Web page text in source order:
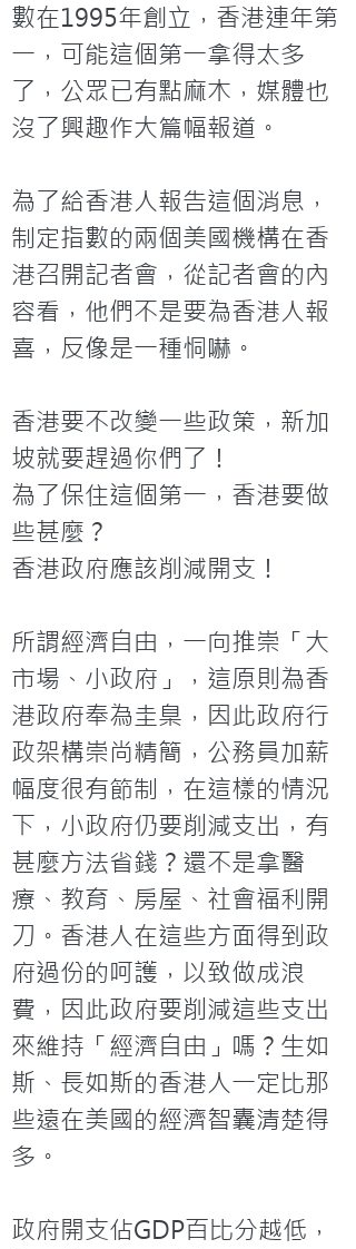
數在1995年創立，香港連年第
一，可能這個第一拿得太多
了，公眾已有點麻木，媒體也
沒了興趣作大篇幅報道。
為了給香港人報告這個消息，
制定指數的兩個美國機構在香
港召開記者會，從記者會的內
容看，他們不是要為香港人報
喜，反像是一種恫嚇。
香港要不改變一些政策，新加
坡就要趕過你們了！
為了保住這個第一，香港要做
些甚麼？
香港政府應該削減開支！
所謂經濟自由，一向推崇「大
市場、小政府」，這原則為香
港政府奉為圭臬，因此政府行
政架構崇尚精簡，公務員加薪
幅度很有節制，在這樣的情況
下，小政府仍要削減支出，有
甚麼方法省錢？還不是拿醫
療、教育、房屋、社會福利開
刀。香港人在這些方面得到政
府過份的呵護，以致做成浪
費，因此政府要削減這些支出
來維持「經濟自由」嗎？生如
斯、長如斯的香港人一定比那
些遠在美國的經濟智囊清楚得
多。
政府開支佔GDP百比分越低，